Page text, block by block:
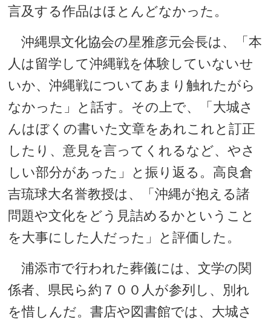
言及する作品はほとんどなかった。
沖縄県文化協会の星雅彦元会長は、「本
人は留学して沖縄戦を体験していないせ
いか、沖縄戦についてあまり触れたがら
なかった」と話す。その上で、「大城さ
んはぼくの書いた文章をあれこれと訂正
したり、意見を言ってくれるなど、やさ
しい部分があった」と振り返る。高良倉
吉琉球大名誉教授は、「沖縄が抱える諸
問題や文化をどう見詰めるかということ
を大事にした人だった」と評価した。
浦添市で行われた葬儀には、文学の関
係者、県民ら約７００人が参列し、別れ
を惜しんだ。書店や図書館では、大城さ